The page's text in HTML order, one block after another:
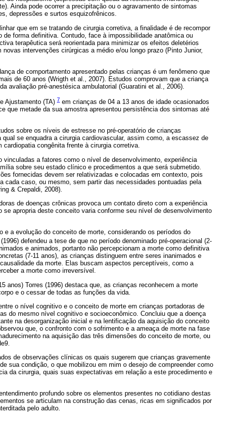
Ainda pode ocorrer a precipitação ou o agravamento de sintomas
depressões e surtos esquizofrênicos.
que em se tratando de cirurgia corretiva, a finalidade é de recompor
forma definitiva. Contudo, face à impossibilidade anatômica ou
terapêutica será reorientada para minimizar os efeitos deletérios
intervenções cirúrgicas a médio e/ou longo prazo (Pinto Junior,
de comportamento apresentado pelas crianças é um fenômeno que
de 60 anos (Wrigth et al., 2007). Estudos comprovam que a criança
avaliação pré-anestésica ambulatorial (Guaratini et al., 2006).
Ajustamento (TA) 7 em crianças de 04 a 13 anos de idade ocasionados
que metade da sua amostra apresentou persistência dos sintomas até
sobre os níveis de estresse no pré-operatório de crianças
se enquadra a cirurgia cardiovascular, assim como, a escassez de
congênita frente à cirurgia corretiva.
a fatores como o nível de desenvolvimento, experiência
sobre seu estado clínico e procedimentos a que será submetido.
fornecidas devem ser relativizadas e colocadas em contexto, pois
cada caso, ou mesmo, sem partir das necessidades pontuadas pela
& Crepaldi, 2008).
de doenças crônicas provoca um contato direto com a experiência
apropria deste conceito varia conforme seu nível de desenvolvimento
e a evolução do conceito de morte, considerando os períodos do
defendeu a tese de que no período denominado pré-operacional (2-
e animados, portanto não percepcionam a morte como definitiva
(7-11 anos), as crianças distinguem entre seres inanimados e
da morte. Elas buscam aspectos perceptíveis, como a
a morte como irreversível.
anos) Torres (1996) destaca que, as crianças reconhecem a morte
e o cessar de todas as funções da vida.
o nível cognitivo e o conceito de morte em crianças portadoras de
do mesmo nível cognitivo e socioeconômico. Concluiu que a doença
na desorganização inicial e na lentificação da aquisição do conceito
que, o confronto com o sofrimento e a ameaça de morte na fase
na aquisição das três dimensões do conceito de morte, ou
de observações clínicas os quais sugerem que crianças gravemente
sua condição, o que mobilizou em mim o desejo de compreender como
da cirurgia, quais suas expectativas em relação a este procedimento e
profundo sobre os elementos presentes no cotidiano destas
se articulam na construção das cenas, ricas em significados por
pelo adulto.